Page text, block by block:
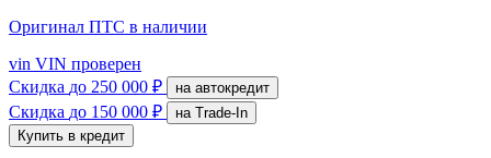
Оригинал ПТС в наличии
vin VIN проверен
Скидка до 250 000 ₽ на автокредит
Скидка до 150 000 ₽
на Trade-In
Купить в кредит